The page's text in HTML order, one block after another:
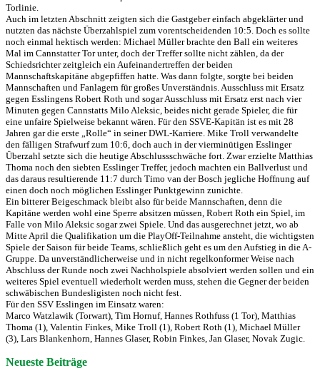
Torlinie.
Auch im letzten Abschnitt zeigten sich die Gastgeber einfach abgeklärter und
nutzten das nächste Überzahlspiel zum vorentscheidenden 10:5. Doch es sollte
noch einmal hektisch werden: Michael Müller brachte den Ball ein weiteres
Mal im Cannstatter Tor unter, doch der Treffer sollte nicht zählen, da der
Schiedsrichter zeitgleich ein Aufeinandertreffen der beiden
Mannschaftskapitäne abgepfiffen hatte. Was dann folgte, sorgte bei beiden
Mannschaften und Fanlagern für großes Unverständnis. Ausschluss mit Ersatz
gegen Esslingens Robert Roth und sogar Ausschluss mit Ersatz erst nach vier
Minuten gegen Cannstatts Milo Aleksic, beides nicht gerade Spieler, die für
eine unfaire Spielweise bekannt wären. Für den SSVE-Kapitän ist es mit 28
Jahren gar die erste „Rolle“ in seiner DWL-Karriere. Mike Troll verwandelte
den fälligen Strafwurf zum 10:6, doch auch in der vierminütigen Esslinger
Überzahl setzte sich die heutige Abschlussschwäche fort. Zwar erzielte Matthias
Thoma noch den siebten Esslinger Treffer, jedoch machten ein Ballverlust und
das daraus resultierende 11:7 durch Timo van der Bosch jegliche Hoffnung auf
einen doch noch möglichen Esslinger Punktgewinn zunichte.
Ein bitterer Beigeschmack bleibt also für beide Mannschaften, denn die
Kapitäne werden wohl eine Sperre absitzen müssen, Robert Roth ein Spiel, im
Falle von Milo Aleksic sogar zwei Spiele. Und das ausgerechnet jetzt, wo ab
Mitte April die Qualifikation um die PlayOff-Teilnahme ansteht, die wichtigsten
Spiele der Saison für beide Teams, schließlich geht es um den Aufstieg in die A-
Gruppe. Da unverständlicherweise und in nicht regelkonformer Weise nach
Abschluss der Runde noch zwei Nachholspiele absolviert werden sollen und ein
weiteres Spiel eventuell wiederholt werden muss, stehen die Gegner der beiden
schwäbischen Bundesligisten noch nicht fest.
Für den SSV Esslingen im Einsatz waren:
Marco Watzlawik (Torwart), Tim Hornuf, Hannes Rothfuss (1 Tor), Matthias
Thoma (1), Valentin Finkes, Mike Troll (1), Robert Roth (1), Michael Müller
(3), Lars Blankenhorn, Hannes Glaser, Robin Finkes, Jan Glaser, Novak Zugic.
Neueste Beiträge